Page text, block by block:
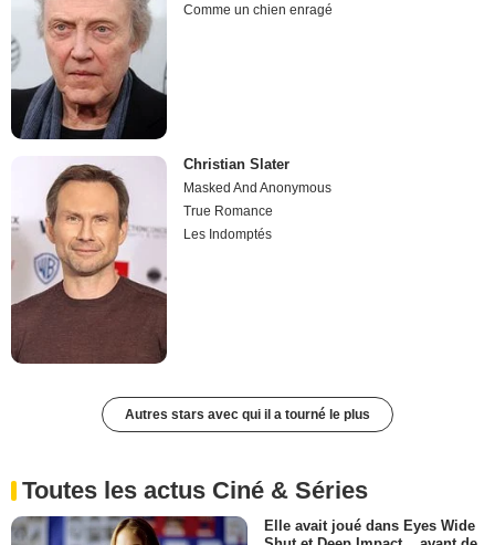
Comme un chien enragé
Christian Slater
Masked And Anonymous
True Romance
Les Indomptés
Autres stars avec qui il a tourné le plus
Toutes les actus Ciné & Séries
Elle avait joué dans Eyes Wide